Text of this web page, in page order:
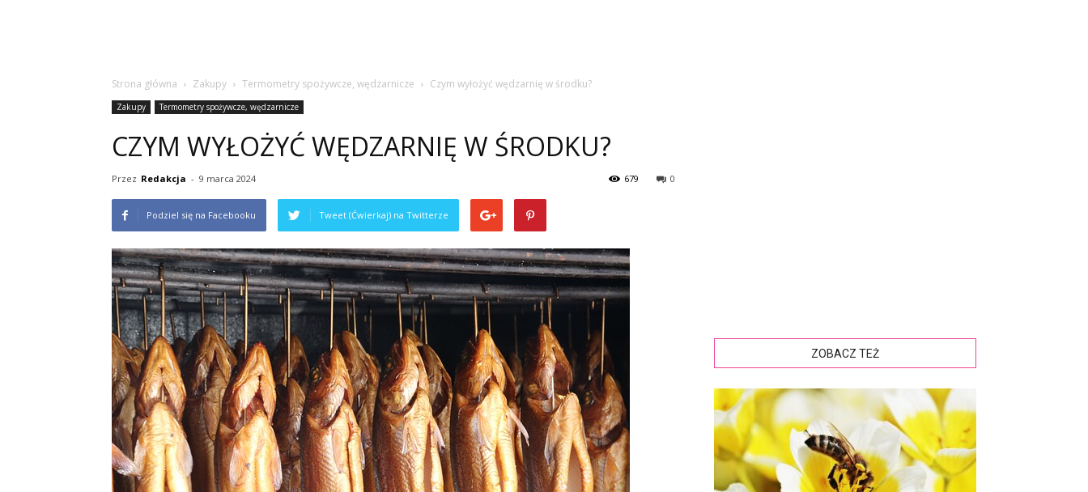
Strona główna Zakupy Termometry spożywcze, wędzarnicze Czym wyłożyć wędzarnię w środku?
Zakupy Termometry spożywcze, wędzarnicze
CZYM WYŁOŻYĆ WĘDZARNIĘ W ŚRODKU?
Przez Redakcja - 9 marca 2024 0
679
Podziel się na Facebooku Tweet (Ćwierkaj) na Twitterze
ZOBACZ TEŻ